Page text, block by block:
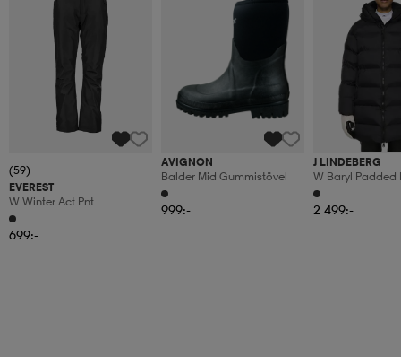
(59)
EVEREST
W Winter Act Pnt
699:-
AVIGNON
Balder Mid Gummistövel
999:-
J LINDEBERG
W Baryl Padded
2 499:-